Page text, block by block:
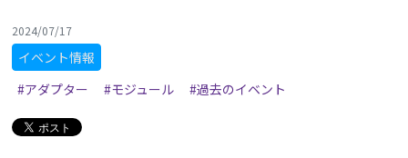
2024/07/17
イベント情報
#アダプター
#モジュール #過去のイベント